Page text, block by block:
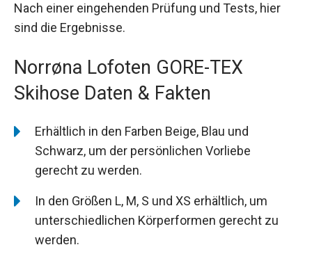
Nach einer eingehenden Prüfung und Tests, hier
sind die Ergebnisse.
Norrøna Lofoten GORE-TEX
Skihose Daten & Fakten
Erhältlich in den Farben Beige, Blau und
Schwarz, um der persönlichen Vorliebe
gerecht zu werden.
In den Größen L, M, S und XS erhältlich, um
unterschiedlichen Körperformen gerecht zu
werden.